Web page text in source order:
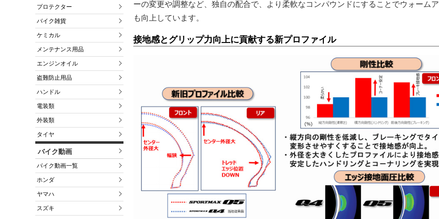
プロテクター
バイク雑貨
ケミカル
メンテナンス用品
エンジンオイル
盗難防止用品
ハンドル
電装類
外装類
タイヤ
バイク動画
バイク動画一覧
ホンダ
ヤマハ
スズキ
ーの変更や調整など、独自の配合で、より柔軟なコンパウンドにすることでウォーム
も向上しています。
接地感とグリップ力向上に貢献する新プロファイル